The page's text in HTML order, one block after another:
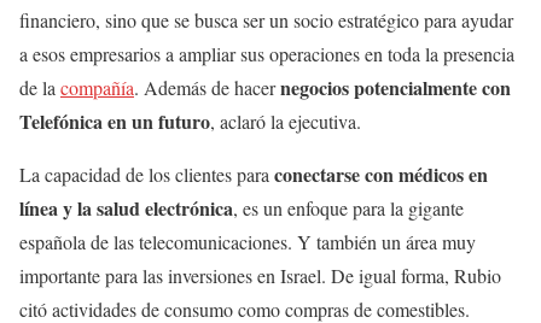
financiero, sino que se busca ser un socio estratégico para ayudar
a esos empresarios a ampliar sus operaciones en toda la presencia
de la compañía. Además de hacernegocios potencialmente con
Telefónica en un futuro, aclaró la ejecutiva.
La capacidad de los clientes para conectarse con médicos en
línea y la salud electrónica, es un enfoque para la gigante
española de las telecomunicaciones. Y también un área muy
importante para las inversiones en Israel. De igual forma, Rubio
citó actividades de consumo como compras de comestibles.